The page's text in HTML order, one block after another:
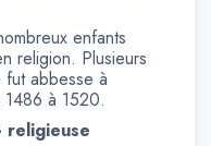
enfants
religion. Plusieurs
abbesse à
à 1520.
religieuse